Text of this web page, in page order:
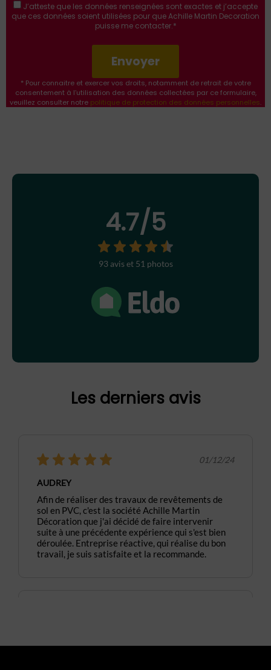
J’atteste que les données renseignées sont exactes et j’accepte
que ces données soient utilisées pour que Achille Martin Decoration
puisse me contacter.*
Envoyer
* Pour connaitre et exercer vos droits, notamment de retrait de votre
consentement à l’utilisation des données collectées par ce formulaire,
veuillez consulter notre politique de protection des données personnelles.